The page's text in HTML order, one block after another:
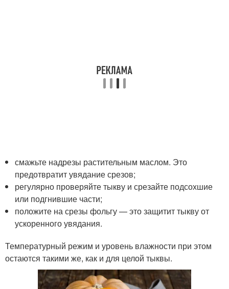
смажьте надрезы растительным маслом. Это
предотвратит увядание срезов;
регулярно проверяйте тыкву и срезайте подсохшие
или подгнившие части;
положите на срезы фольгу — это защитит тыкву от
ускоренного увядания.
Температурный режим и уровень влажности при этом
остаются такими же, как и для целой тыквы.